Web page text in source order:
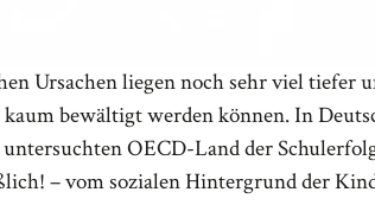
Ursachen liegen noch sehr viel tiefer
bewältigt werden können. In
OECD-Land der
– vom sozialen Hintergrund der